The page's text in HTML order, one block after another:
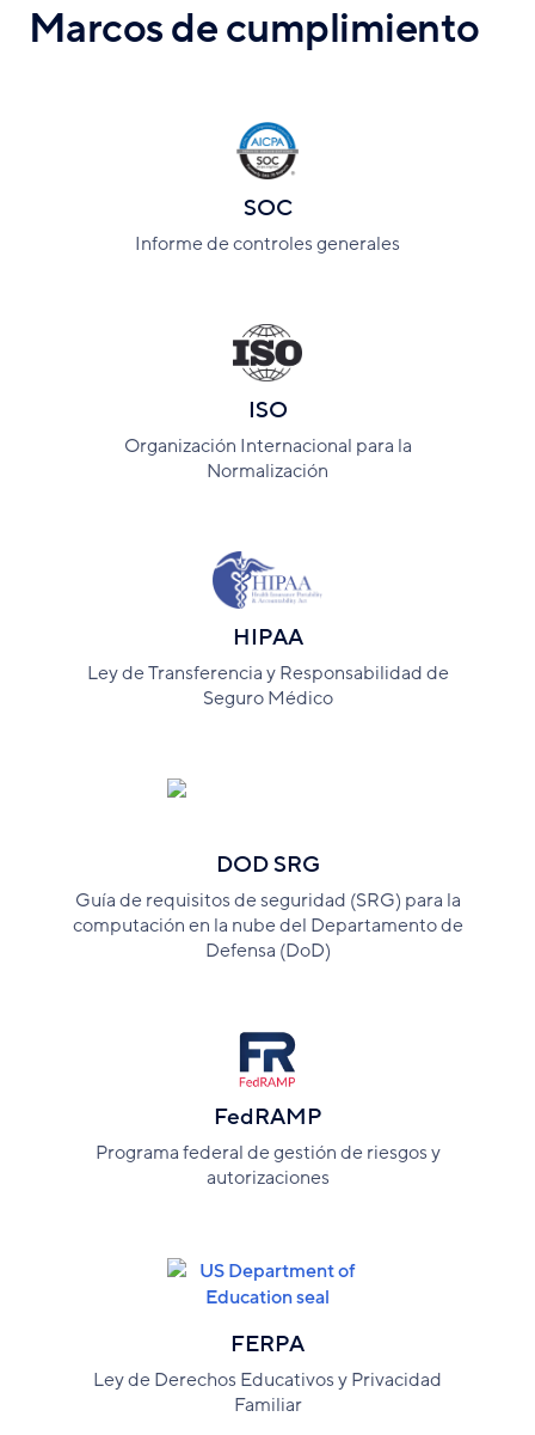
Marcos de cumplimiento
SOC
Informe de controles generales
ISO
Organización Internacional para la
Normalización
HIPAA
Ley de Transferencia y Responsabilidad de
Seguro Médico
DOD SRG
Guía de requisitos de seguridad (SRG) para la
computación en la nube del Departamento de
Defensa (DoD)
FedRAMP
Programa federal de gestión de riesgos y
autorizaciones
FERPA
Ley de Derechos Educativos y Privacidad
Familiar